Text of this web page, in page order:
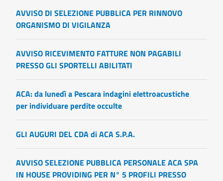
AVVISO DI SELEZIONE PUBBLICA PER RINNOVO
ORGANISMO DI VIGILANZA
AVVISO RICEVIMENTO FATTURE NON PAGABILI
PRESSO GLI SPORTELLI ABILITATI
ACA: da lunedì a Pescara indagini elettroacustiche
per individuare perdite occulte
GLI AUGURI DEL CDA di ACA S.P.A.
AVVISO SELEZIONE PUBBLICA PERSONALE ACA SPA
IN HOUSE PROVIDING PER N° 5 PROFILI PRESSO